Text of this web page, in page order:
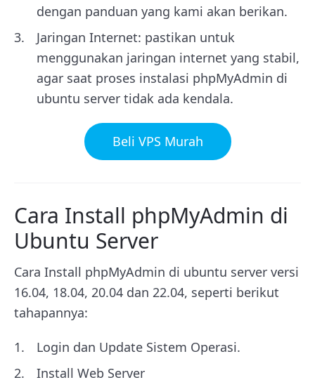
dengan panduan yang kami akan berikan.
Jaringan Internet: pastikan untuk
menggunakan jaringan internet yang stabil,
agar saat proses instalasi phpMyAdmin di
ubuntu server tidak ada kendala.
Beli VPS Murah
Cara Install phpMyAdmin di
Ubuntu Server
Cara Install phpMyAdmin di ubuntu server versi
16.04, 18.04, 20.04 dan 22.04, seperti berikut
tahapannya:
Login dan Update Sistem Operasi.
Install Web Server